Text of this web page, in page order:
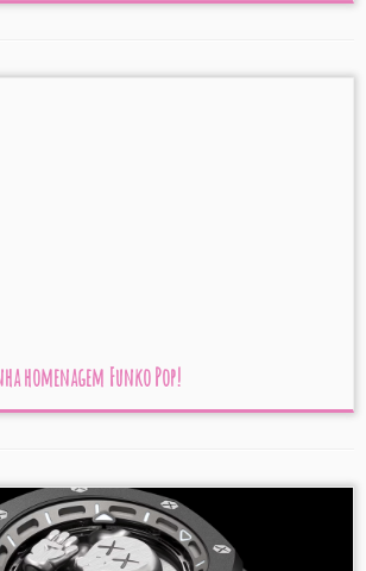
homenagem Funko Pop!